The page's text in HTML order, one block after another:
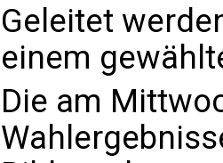
Geleitet
einem
Die am